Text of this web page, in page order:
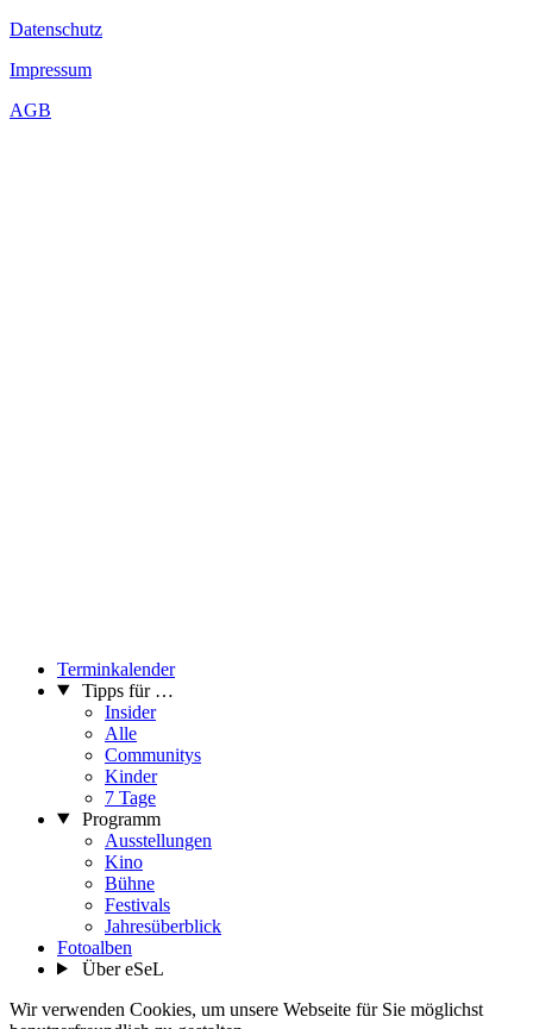
Datenschutz
Impressum
AGB
Terminkalender
Tipps für …
Insider
Alle
Communitys
Kinder
7 Tage
Programm
Ausstellungen
Kino
Bühne
Festivals
Jahresüberblick
Fotoalben
Über eSeL
Wir verwenden Cookies, um unsere Webseite für Sie möglichst